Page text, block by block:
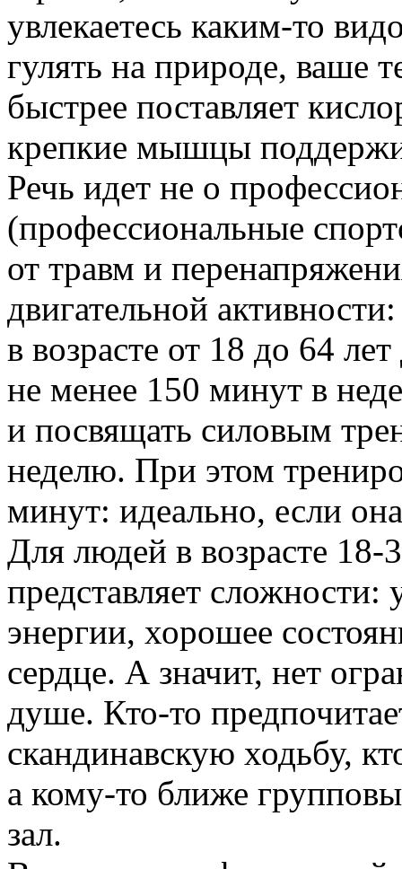
увлекаетесь каким-то
гулять на природе, ваше
быстрее поставляет
крепкие мышцы
Речь идет не о
(профессиональные
от травм и
двигательной
в возрасте от 18 до 64
не менее 150 минут в
и посвящать силовым
неделю. При этом
минут: идеально, если
Для людей в возрасте 18-
представляет
энергии, хорошее
сердце. А значит, нет
душе. Кто-то
скандинавскую ходьбу,
а кому-то ближе
зал.